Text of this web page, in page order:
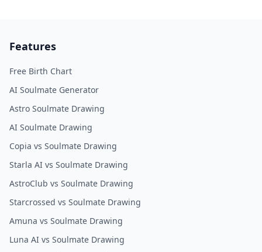
Features
Free Birth Chart
AI Soulmate Generator
Astro Soulmate Drawing
AI Soulmate Drawing
Copia vs Soulmate Drawing
Starla AI vs Soulmate Drawing
AstroClub vs Soulmate Drawing
Starcrossed vs Soulmate Drawing
Amuna vs Soulmate Drawing
Luna AI vs Soulmate Drawing